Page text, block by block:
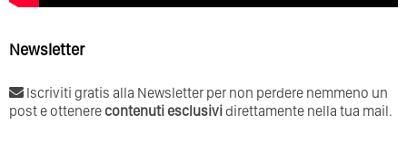
Newsletter
Iscriviti gratis alla Newsletter per non perdere nemmeno un
post e ottenerecontenuti esclusividirettamente nella tua mail.